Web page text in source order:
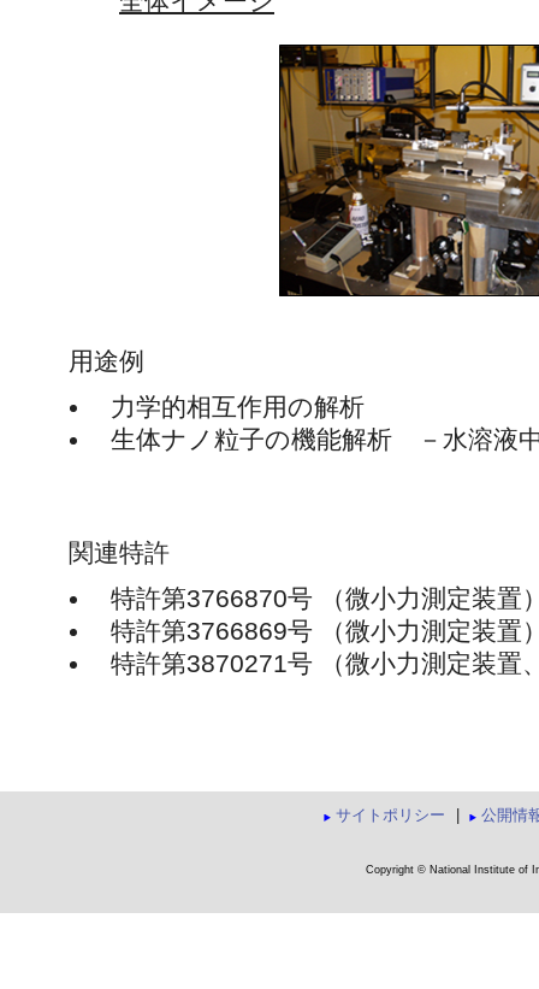
用途例
力学的相互作用の解析
生体ナノ粒子の機能解析 －水溶液
関連特許
特許第3766870号 （微小力測定装置
特許第3766869号 （微小力測定装置
特許第3870271号 （微小力測定装置
サイトポリシー 公開情
Copyright © National Institute of